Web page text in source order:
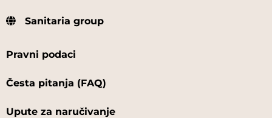
Sanitaria group
Pravni podaci
Česta pitanja (FAQ)
Upute za naručivanje